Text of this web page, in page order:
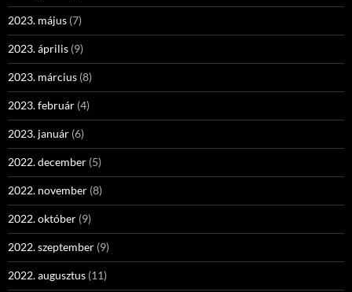
2023. május (7)
2023. április (9)
2023. március (8)
2023. február (4)
2023. január (6)
2022. december (5)
2022. november (8)
2022. október (9)
2022. szeptember (9)
2022. augusztus (11)